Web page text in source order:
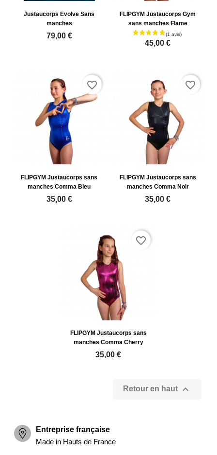
Justaucorps Evolve Sans
manches
79,00 €
FLIPGYM Justaucorps Gym
sans manches Flame
45,00 €
FLIPGYM Justaucorps sans
manches Comma Bleu
35,00 €
favorite_border
FLIPGYM Justaucorps sans
manches Comma Noir
35,00 €
favorite_border
FLIPGYM Justaucorps sans
manches Comma Cherry
35,00 €
favorite_border
Retour en haut 
Entreprise française
Made in Hauts de France